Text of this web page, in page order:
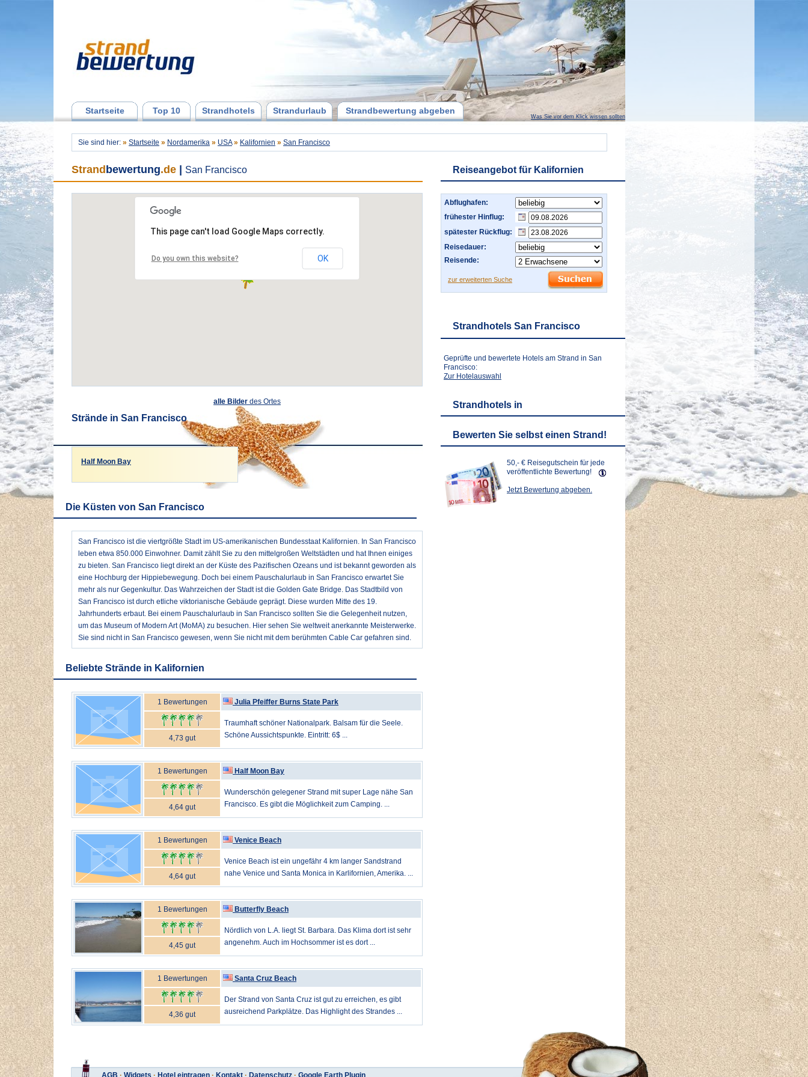
Startseite Top 10 Strandhotels Strandurlaub Strandbewertung abgeben
Was Sie vor dem Klick wissen sollten
Sie sind hier: » Startseite » Nordamerika » USA » Kalifornien » San Francisco
Strand bewertung.de San Francisco
This page can't load Google Maps correctly.
Do you own this website? OK
alle Bilder des Ortes
Strände in San Francisco
Half Moon Bay
Die Küsten von San Francisco
San Francisco ist die viertgrößte Stadt im US-amerikanischen Bundesstaat Kalifornien. In San Francisco
leben etwa 850.000 Einwohner. Damit zählt Sie zu den mittelgroßen Weltstädten und hat Ihnen einiges
zu bieten. San Francisco liegt direkt an der Küste des Pazifischen Ozeans und ist bekannt geworden als
eine Hochburg der Hippiebewegung. Doch bei einem Pauschalurlaub in San Francisco erwartet Sie
mehr als nur Gegenkultur. Das Wahrzeichen der Stadt ist die Golden Gate Bridge. Das Stadtbild von
San Francisco ist durch etliche viktorianische Gebäude geprägt. Diese wurden Mitte des 19.
Jahrhunderts erbaut. Bei einem Pauschalurlaub in San Francisco sollten Sie die Gelegenheit nutzen,
um das Museum of Modern Art (MoMA) zu besuchen. Hier sehen Sie weltweit anerkannte Meisterwerke.
Sie sind nicht in San Francisco gewesen, wenn Sie nicht mit dem berühmten Cable Car gefahren sind.
Beliebte Strände in Kalifornien
1 Bewertungen Julia Pfeiffer Burns State Park
Traumhaft schöner Nationalpark. Balsam für die Seele.
Schöne Aussichtspunkte. Eintritt: 6$ ...
4,73 gut
1 Bewertungen Half Moon Bay
Wunderschön gelegener Strand mit super Lage nähe San
Francisco. Es gibt die Möglichkeit zum Camping. ...
4,64 gut
1 Bewertungen Venice Beach
Venice Beach ist ein ungefähr 4 km langer Sandstrand
nahe Venice und Santa Monica in Karlifornien, Amerika. ...
4,64 gut
1 Bewertungen Butterfly Beach
Nördlich von L.A. liegt St. Barbara. Das Klima dort ist sehr
angenehm. Auch im Hochsommer ist es dort ...
4,45 gut
1 Bewertungen Santa Cruz Beach
Der Strand von Santa Cruz ist gut zu erreichen, es gibt
ausreichend Parkplätze. Das Highlight des Strandes ...
4,36 gut
Reiseangebot für Kalifornien
Abflughafen:
frühester Hinflug:
spätester Rückflug:
Reisedauer:
Reisende:
zur erweiterten Suche
Strandhotels San Francisco
Geprüfte und bewertete Hotels am Strand in San
Francisco:
Zur Hotelauswahl
Strandhotels in
Bewerten Sie selbst einen Strand!
50,- € Reisegutschein für jede
veröffentlichte Bewertung!
Jetzt Bewertung abgeben.
AGB · Widgets · Hotel eintragen · Kontakt · Datenschutz · Google Earth Plugin